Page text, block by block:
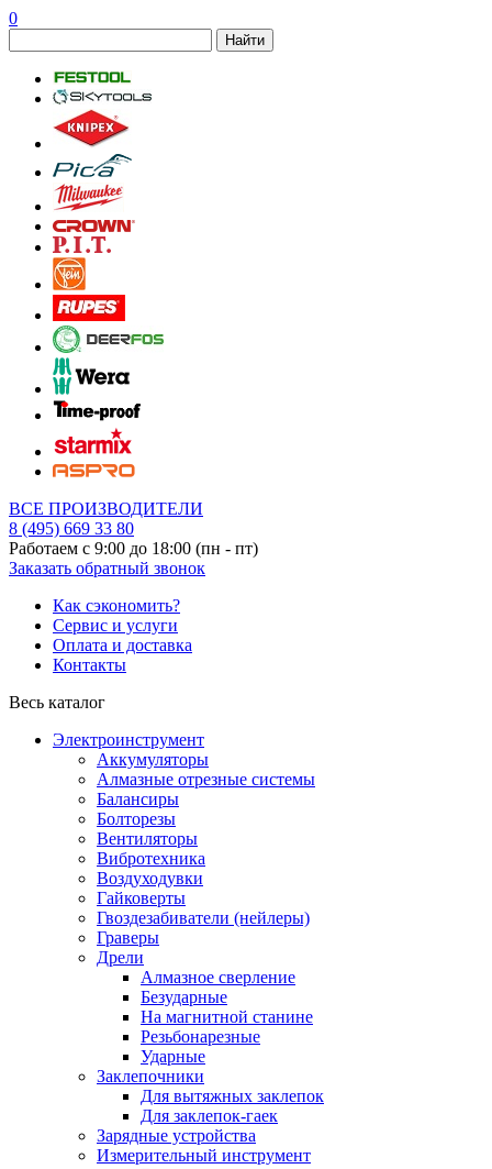
0
Найти
ВСЕ ПРОИЗВОДИТЕЛИ
8 (495) 669 33 80
Работаем с 9:00 до 18:00 (пн - пт)
Заказать обратный звонок
Как сэкономить?
Сервис и услуги
Оплата и доставка
Контакты
Весь каталог
Электроинструмент
Аккумуляторы
Алмазные отрезные системы
Балансиры
Болторезы
Вентиляторы
Вибротехника
Воздуходувки
Гайковерты
Гвоздезабиватели (нейлеры)
Граверы
Дрели
Алмазное сверление
Безударные
На магнитной станине
Резьбонарезные
Ударные
Заклепочники
Для вытяжных заклепок
Для заклепок-гаек
Зарядные устройства
Измерительный инструмент